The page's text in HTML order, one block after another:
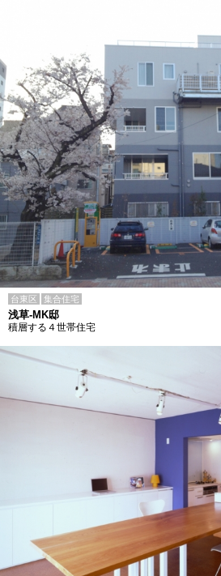
台東区 集合住宅
浅草-MK邸
積層する４世帯住宅